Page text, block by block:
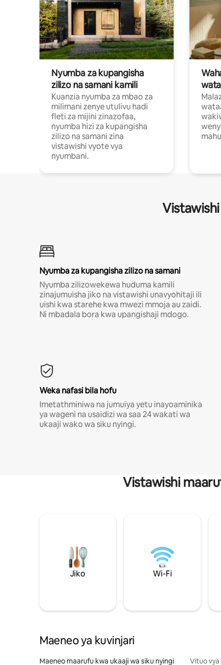
Nyumba za kupangisha
zilizo na samani kamili
Kuanzia nyumba za mbao za
milimani zenye utulivu hadi
fleti za mijini zinazofaa,
nyumba hizi za kupangisha
zilizo na samani zina
vistawishi vyote vya
nyumbani.
Nyumba za kupangisha zilizo na samani
Nyumba zilizowekewa huduma kamili
zinajumuisha jiko na vistawishi unavyohitaji ili
uishi kwa starehe kwa mwezi mmoja au zaidi.
Ni mbadala bora kwa upangishaji mdogo.
Weka nafasi bila hofu
Imetathminiwa na jumuiya yetu inayoaminika
ya wageni na usaidizi wa saa 24 wakati wa
ukaaji wako wa siku nyingi.
Vistawishi
Jiko Wi-Fi
Maeneo ya kuvinjari
Maeneo maarufu kwa ukaaji wa siku nyingi Vituo